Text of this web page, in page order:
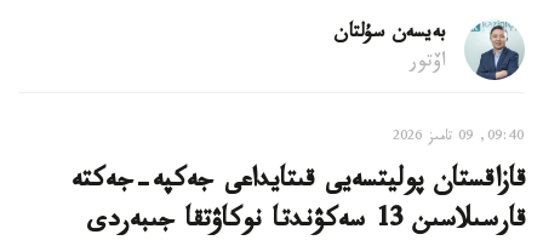
بەيسەن سۇلتان
اۆتور
09:40, 09 تامىز 2026
قازاقستان پوليتسەيى قىتايداعى جەكپە-جەكتە
قارسىلاسىن 13 سەكۋندتا نوكاۋتقا جىبەردى